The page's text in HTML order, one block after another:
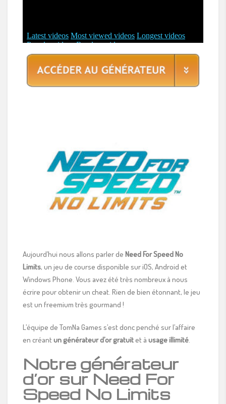
Aujourd’hui nous allons parler de Need For Speed No
Limits, un jeu de course disponible sur iOS, Android et
Windows Phone. Vous avez été très nombreux à nous
écrire pour obtenir un cheat. Rien de bien étonnant, le jeu
est un freemium très gourmand !
L’équipe de TomNa Games s’est donc penché sur l’affaire
en créantun générateur d’or gratuitet à usage illimité
Notre générateur
d’or sur Need For
Speed No Limits